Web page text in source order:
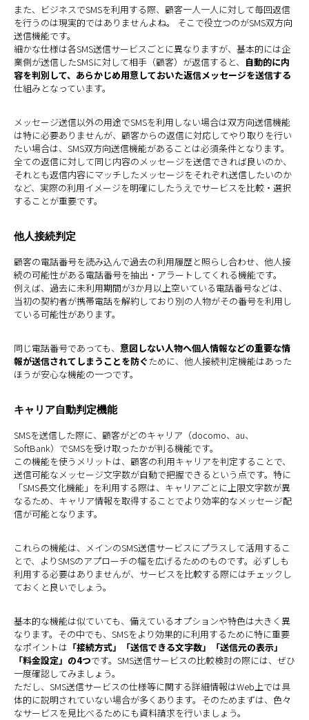
また、ビジネスでSMSを利用する際、顧客一人一人に対して毎回返信
を行うのは現実的ではありませんよね。 そこで役立つのがSMS双方向
送信機能です。
細かな仕様は各SMS送信サービスごとに異なりますが、基本的には企
業側が送信したSMSに対して相手（顧客）が返信すると、 自動的に内
容を判別して、あらかじめ用意しておいた返信メッセージを送信する
仕組みとなっています。
メッセージ送信以外の用途でSMSを利用しない場合は双方向送信機能
は特に必要ありませんが、顧客からの返信に対応してやり取りを行い
たい場合は、SMS双方向送信機能があることは必須条件となります。
全ての返信に対して同じ内容のメッセージを送信できれば良いのか、
それとも返信内容にマッチしたメッセージをそれぞれ送信したいのか
など、実際の利用イメージを明確にしたうえでサービスを比較・選択
することが重要です。
他人接続判定
顧客の電話番号を読み込んで過去の利用履歴と照らし合わせ、他人接
続の可能性がある電話番号を抽出・アラートしてくれる機能です。
例えば、過去に未利用期間が3か月以上空いている電話番号などは、
当初の契約者が携帯電話を解約しており別の人物がその番号を利用し
ている可能性があります。
同じ電話番号であっても、 意図しない人物へ個人情報などの重要な情
報が送信されてしまうことを防ぐために、他人接続判定機能はあった
ほうが安心な機能の一つです。
キャリア自動判定機能
SMSを送信した際に、顧客がどのキャリア（docomo、au、
SoftBank）でSMSを受け取ったかが判る機能です。
この機能を使うメリットは、顧客の利用キャリアを判定することで、
送信可能なメッセージ文字数が自動で把握できるという点です。特に
「SMS長文化機能」を利用する際は、キャリアごとに上限文字数が異
なるため、キャリア情報を取得することでより効率的なメッセージ配
信が可能となります。
これらの機能は、メインのSMS送信サービスにプラスして活用するこ
とで、よりSMSのアプローチの幅を広げるためのものです。必ずしも
利用する必要はありませんが、サービスを比較する際にはチェックし
ておくと良いでしょう。
基本的な機能は似ていても、備えているオプションや特色は大きく異
なります。その中でも、SMSをより効果的に利用するために特に重要
なポイントは 「接続方式」「送信できる文字数」「送信元の表示」
「料金設定」の4つです。SMS送信サービスの比較検討の際には、ぜひ
一度確認してみましょう。
ただし、SMS送信サービスの仕様等に関する詳細情報はWeb上では具
体的に説明されていない場合が多くあります。そのためまずは、色々
なサービスを見比べるためにも資料請求を行いましょう。